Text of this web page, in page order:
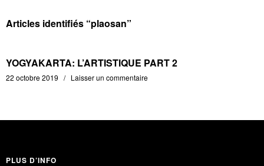
Articles identifiés “plaosan”
YOGYAKARTA: L’ARTISTIQUE PART 2
22 octobre 2019 Laisser un commentaire
PLUS D’INFO